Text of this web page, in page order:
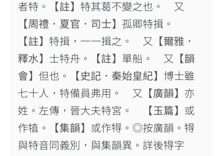
者特。
【註】 特其葛不變之也。 又
【周禮．夏官．司士】 孤卿特揖。
【註】 特揖，一一揖之。 又
【爾雅．
釋水】 士特舟。 【註】 單船。 又
【韻
會】 但也。 【史記．秦始皇紀】 博士雖
七十人，特備員弗用。 又
【廣韻】 亦
姓。左傳，晉大夫特宮。
【玉篇】 或
作犆。
【集韻】 或作𤙰。◎按廣韻。𤙰
與特音同義別，與集韻異。詳後𤙰字